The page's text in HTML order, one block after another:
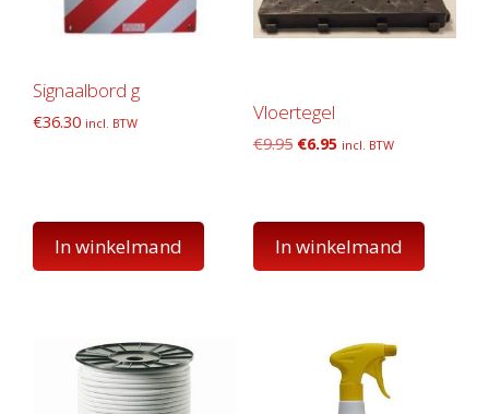
Signaalbord g
€36.30 incl. BTW
In winkelmand
Vloertegel
€9.95 Oorspronkelijke
€6.95Huidige
incl. BTW
In winkelmand